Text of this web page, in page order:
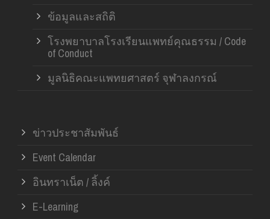
ข้อมูลและสถิติ
โรงพยาบาลโรงเรียนแพทย์คุณธรรม / Code
of Conduct
มูลนิธิคณะแพทยศาสตร์ จุฬาลงกรณ์
ข่าวประชาสัมพันธ์
Event Calendar
อินทราเน็ต / ลิ้งค์
E-Learning